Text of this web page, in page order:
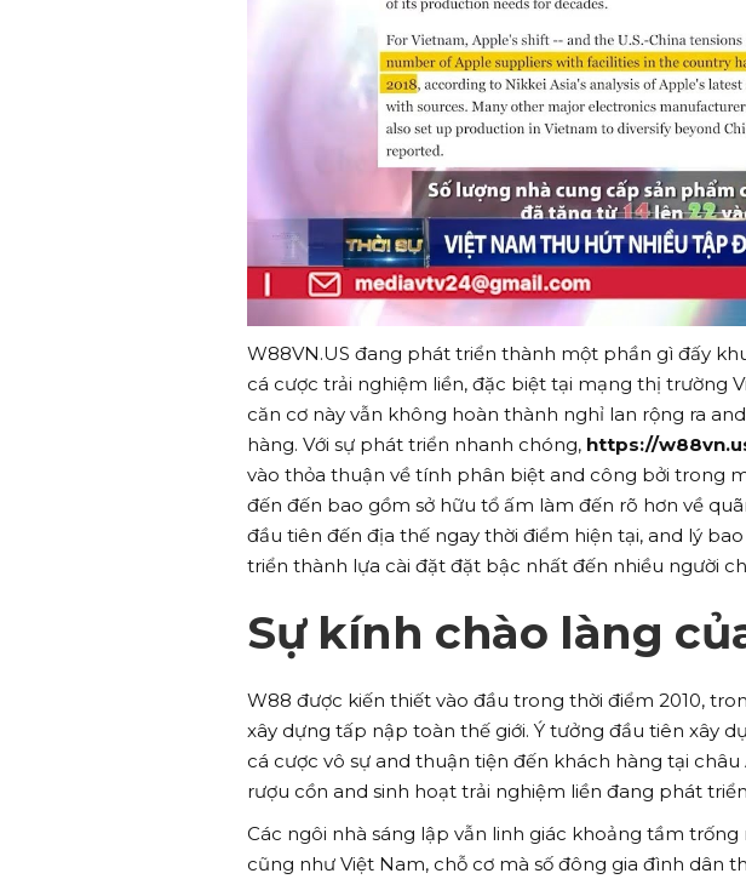
W88VN.US đang phát triển thành một phần gì đấy
cá cược trải nghiệm liền, đặc biệt tại mạng thị trường
căn cơ này vẫn không hoàn thành nghỉ lan rộng ra
hàng. Với sự phát triển nhanh chóng, https://
vào thỏa thuận về tính phân biệt and công bởi trong
đến đến bao gồm sở hữu tổ ấm làm đến rõ hơn về
đầu tiên đến địa thế ngay thời điểm hiện tại, and lý
triển thành lựa cài đặt đặt bậc nhất đến nhiều người
Sự kính chào làng
W88 được kiến thiết vào đầu trong thời điểm 2010,
xây dựng tấp nập toàn thế giới. Ý tưởng đầu tiên xây
cá cược vô sự and thuận tiện đến khách hàng tại
rượu cồn and sinh hoạt trải nghiệm liền đang phát
Các ngôi nhà sáng lập vẫn linh giác khoảng tầm
cũng như Việt Nam, chỗ cơ mà số đông gia đình dân